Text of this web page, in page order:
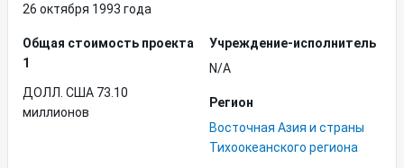
26 октября 1993 года
Общая стоимость проекта
1
ДОЛЛ. США 73.10
миллионов
Учреждение-исполнитель
N/A
Регион
Восточная Азия и страны
Тихоокеанского региона